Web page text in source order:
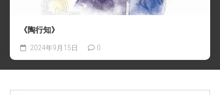
《陶行知》
2024年9月15日 0